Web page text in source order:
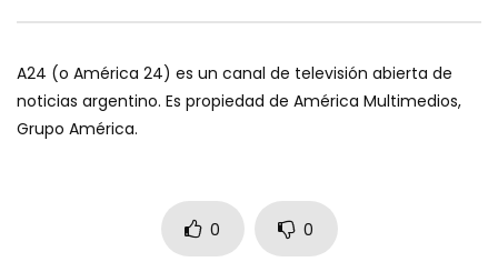
A24 (o América 24) es un canal de televisión abierta de
noticias argentino. Es propiedad de América Multimedios,
Grupo América.
0 0